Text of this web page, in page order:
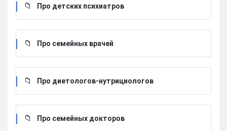
Про детских психиатров
Про семейных врачей
Про диетологов-нутрициологов
Про семейных докторов